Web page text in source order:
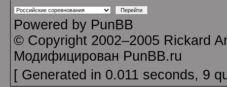
Powered by PunBB
© Copyright 2002–2005 Rickard
Модифицирован PunBB.ru
[ Generated in 0.011 seconds, 9